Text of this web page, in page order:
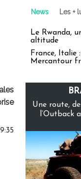
News Les +
Le Rwanda,
altitude
France, Italie
Mercantour
Une route,
l’Outback